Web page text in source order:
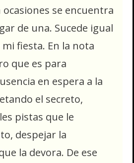
ocasiones se encuentra
de una. Sucede igual
fiesta. En la nota
que es para
en espera a la
el secreto,
pistas que le
despejar la
la devora. De ese